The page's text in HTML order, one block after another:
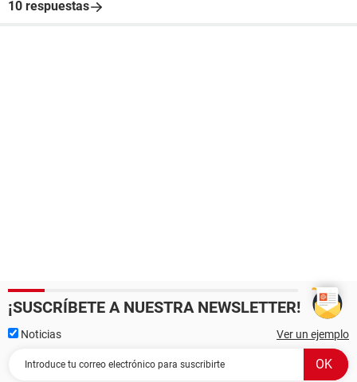
10 respuestas
¡SUSCRÍBETE A NUESTRA NEWSLETTER!
Noticias Ver un ejemplo